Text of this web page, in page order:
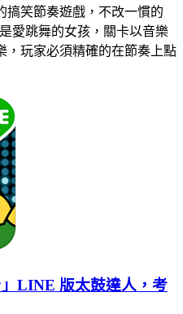
搞笑節奏遊戲，不改一慣的
愛跳舞的女孩，關卡以音樂
，玩家必須精確的在節奏上點
LINE 版太鼓達人，考